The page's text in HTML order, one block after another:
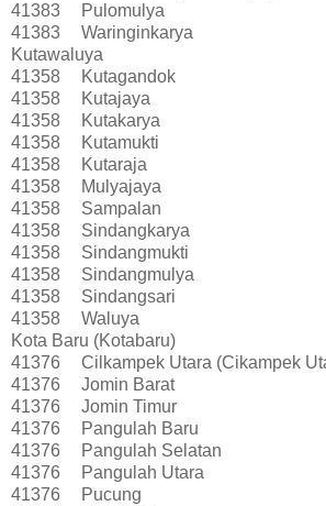
41383
Pulomulya
41383
Waringinkarya
Kutawaluya
41358
Kutagandok
41358
Kutajaya
41358
Kutakarya
41358
Kutamukti
41358
Kutaraja
41358
Mulyajaya
41358
Sampalan
41358
Sindangkarya
41358
Sindangmukti
41358
Sindangmulya
41358
Sindangsari
41358
Waluya
Kota Baru (Kotabaru)
41376
Cilkampek Utara (Cikampek
41376
Jomin Barat
41376
Jomin Timur
41376
Pangulah Baru
41376
Pangulah Selatan
41376
Pangulah Utara
41376
Pucung